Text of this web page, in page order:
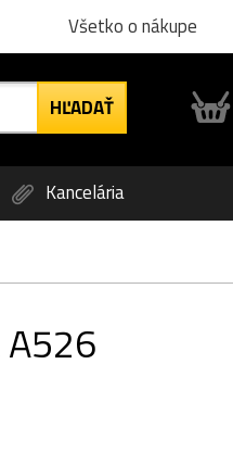
Všetko o nákupe
Kancelária